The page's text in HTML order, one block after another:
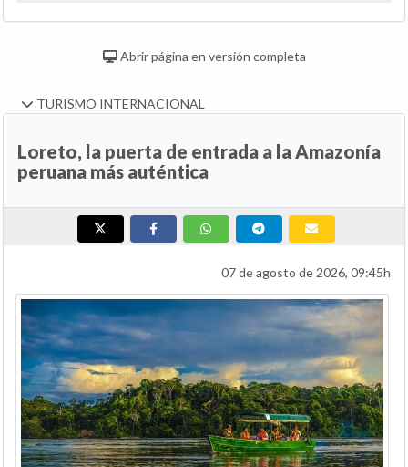
Abrir página en versión completa
TURISMO INTERNACIONAL
Loreto, la puerta de entrada a la Amazonía
peruana más auténtica
07 de agosto de 2026, 09:45h